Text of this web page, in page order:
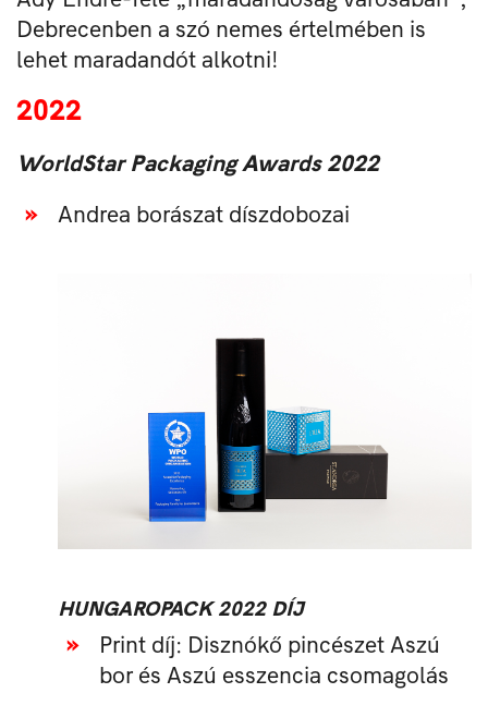
Debrecenben a szó nemes értelmében is
lehet maradandót alkotni!
2022
WorldStar Packaging Awards 2022
Andrea borászat díszdobozai
HUNGAROPACK 2022 DÍJ
Print díj: Disznókő pincészet Aszú
bor és Aszú esszencia csomagolás